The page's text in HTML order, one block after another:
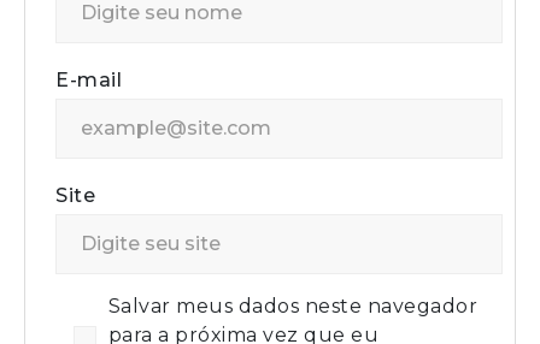
E-mail
Site
Salvar meus dados neste navegador
para a próxima vez que eu